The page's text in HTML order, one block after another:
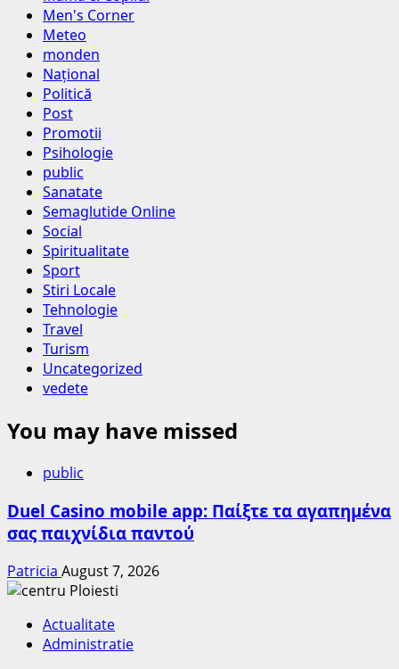
Men's Corner
Meteo
monden
Național
Politică
Post
Promotii
Psihologie
public
Sanatate
Semaglutide Online
Social
Spiritualitate
Sport
Stiri Locale
Tehnologie
Travel
Turism
Uncategorized
vedete
You may have missed
public
Duel Casino mobile app: Παίξτε τα αγαπημένα
σας παιχνίδια παντού
Patricia August 7, 2026
Actualitate
Administratie